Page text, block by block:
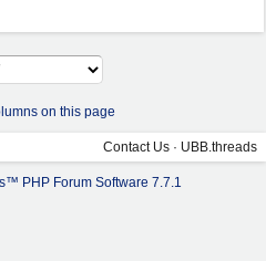
on this page
Contact Us · UBB.threads
PHP Forum Software 7.7.1